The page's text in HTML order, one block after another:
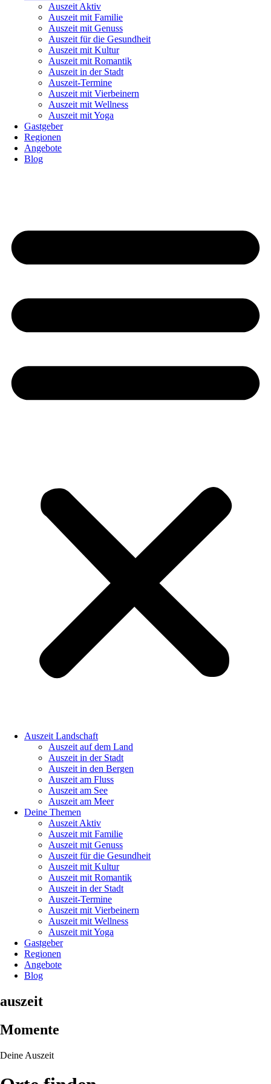
Auszeit Aktiv
Auszeit mit Familie
Auszeit mit Genuss
Auszeit für die Gesundheit
Auszeit mit Kultur
Auszeit mit Romantik
Auszeit in der Stadt
Auszeit-Termine
Auszeit mit Vierbeinern
Auszeit mit Wellness
Auszeit mit Yoga
Gastgeber
Regionen
Angebote
Blog
Auszeit Landschaft
Auszeit auf dem Land
Auszeit in der Stadt
Auszeit in den Bergen
Auszeit am Fluss
Auszeit am See
Auszeit am Meer
Deine Themen
Auszeit Aktiv
Auszeit mit Familie
Auszeit mit Genuss
Auszeit für die Gesundheit
Auszeit mit Kultur
Auszeit mit Romantik
Auszeit in der Stadt
Auszeit-Termine
Auszeit mit Vierbeinern
Auszeit mit Wellness
Auszeit mit Yoga
Gastgeber
Regionen
Angebote
Blog
auszeit
Momente
Deine Auszeit